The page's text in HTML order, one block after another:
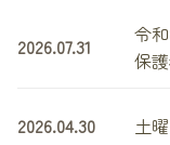
2026.07.31
令
保
2026.04.30 土